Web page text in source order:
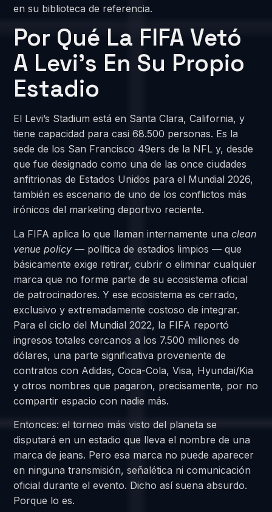
en su biblioteca de referencia.
Por Qué La FIFA Vetó
A Levi’s En Su Propio
Estadio
El Levi’s Stadium está en Santa Clara, California, y
tiene capacidad para casi 68.500 personas. Es la
sede de los San Francisco 49ers de la NFL y, desde
que fue designado como una de las once ciudades
anfitrionas de Estados Unidos para el Mundial 2026,
también es escenario de uno de los conflictos más
irónicos del marketing deportivo reciente.
La FIFA aplica lo que llaman internamente unaclean
venue policy — política de estadios limpios — que
básicamente exige retirar, cubrir o eliminar cualquier
marca que no forme parte de su ecosistema oficial
de patrocinadores. Y ese ecosistema es cerrado,
exclusivo y extremadamente costoso de integrar.
Para el ciclo del Mundial 2022, la FIFA reportó
ingresos totales cercanos a los 7.500 millones de
dólares, una parte significativa proveniente de
contratos con Adidas, Coca-Cola, Visa, Hyundai/Kia
y otros nombres que pagaron, precisamente, por no
compartir espacio con nadie más.
Entonces: el torneo más visto del planeta se
disputará en un estadio que lleva el nombre de una
marca de jeans. Pero esa marca no puede aparecer
en ninguna transmisión, señalética ni comunicación
oficial durante el evento. Dicho así suena absurdo.
Porque lo es.